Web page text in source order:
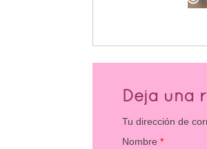
Deja una
Tu dirección de
Nombre*